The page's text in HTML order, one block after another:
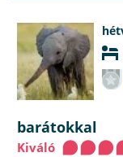
barátokkal
Kiváló